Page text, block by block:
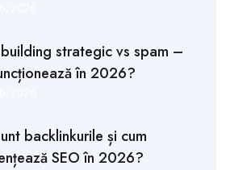
strategic vs spam –
în 2026?
backlinkurile și cum
SEO în 2026?